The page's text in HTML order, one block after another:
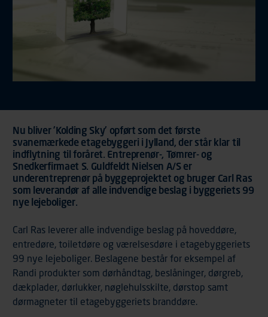
Nu bliver ’Kolding Sky’ opført som det første
svanemærkede etagebyggeri i Jylland, der står klar til
indflytning til foråret. Entreprenør-, Tømrer- og
Snedkerfirmaet S. Guldfeldt Nielsen A/S er
underentreprenør på byggeprojektet og bruger Carl Ras
som leverandør af alle indvendige beslag i byggeriets 99
nye lejeboliger.
Carl Ras leverer alle indvendige beslag på hoveddøre,
entredøre, toiletdøre og værelsesdøre i etagebyggeriets
99 nye lejeboliger. Beslagene består for eksempel af
Randi produkter som dørhåndtag, beslåninger, dørgreb,
dækplader, dørlukker, nøglehulsskilte, dørstop samt
dørmagneter til etagebyggeriets branddøre.